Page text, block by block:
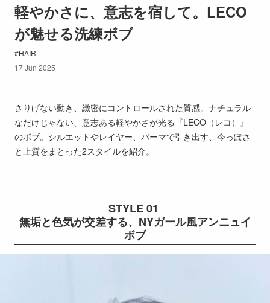
軽やかさに、意志を宿して。LECO
が魅せる洗練ボブ
HAIR
17 Jun 2025
さりげない動き、緻密にコントロールされた質感。ナチュラル
なだけじゃない、意志ある軽やかさが光る『LECO（レコ）』
のボブ。シルエットやレイヤー、パーマで引き出す、今っぽさ
と上質をまとった2スタイルを紹介。
STYLE 01
無垢と色気が交差する、NYガール風アンニュイ
ボブ